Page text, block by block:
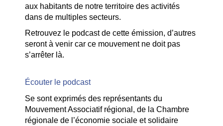
aux habitants de notre territoire des activités
dans de multiples secteurs.
Retrouvez le podcast de cette émission, d’autres
seront à venir car ce mouvement ne doit pas
s’arrêter là.
Écouter le podcast
Se sont exprimés des représentants du
Mouvement Associatif régional, de la Chambre
régionale de l’économie sociale et solidaire